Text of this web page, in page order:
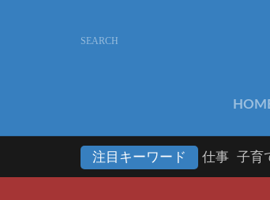
注目キーワード 仕事 子育